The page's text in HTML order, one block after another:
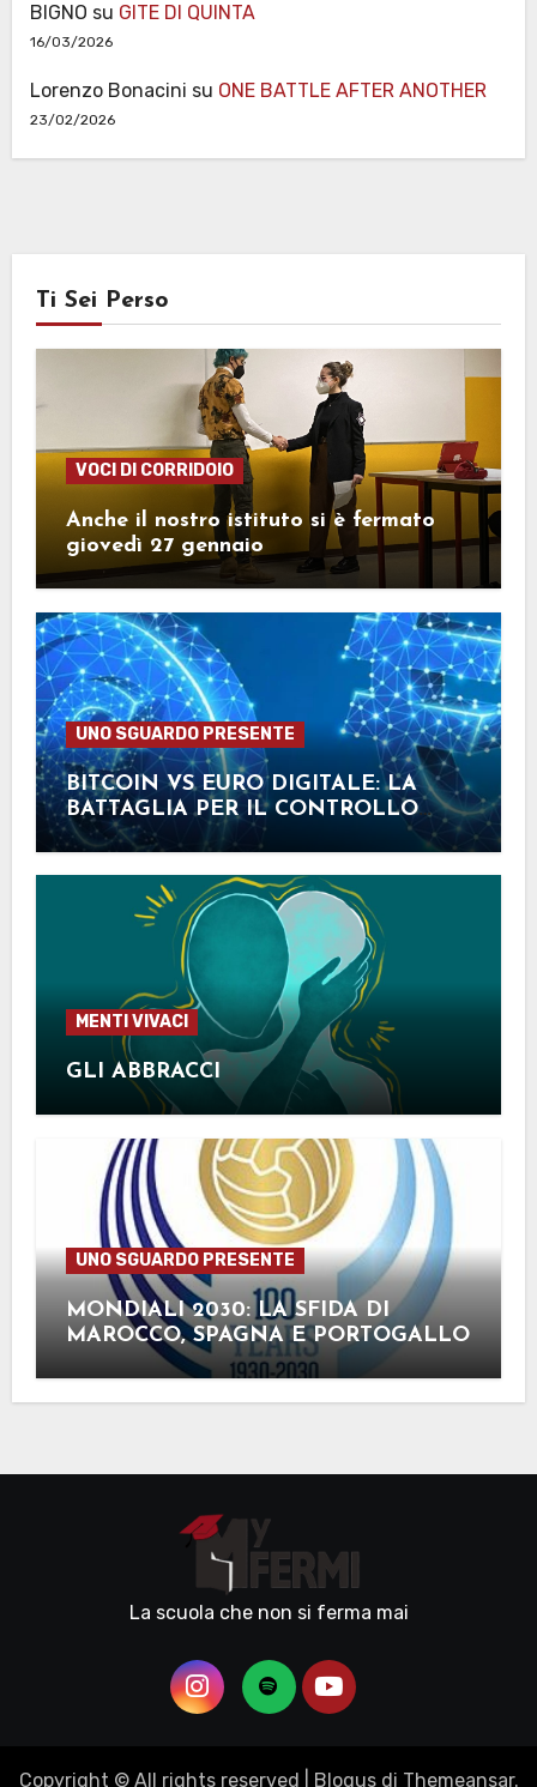
BIGNO su GITE DI QUINTA
16/03/2026
Lorenzo Bonacini su ONE BATTLE AFTER ANOTHER
23/02/2026
Ti Sei Perso
VOCI DI CORRIDOIO
Anche il nostro istituto si è fermato
giovedì 27 gennaio
UNO SGUARDO PRESENTE
BITCOIN VS EURO DIGITALE: LA
BATTAGLIA PER IL CONTROLLO
FINANZIARIO
MENTI VIVACI
GLI ABBRACCI
UNO SGUARDO PRESENTE
MONDIALI 2030: LA SFIDA DI
MAROCCO, SPAGNA E PORTOGALLO
La scuola che non si ferma mai
Copyright © All rights reserved Blogusdi Themeansar.